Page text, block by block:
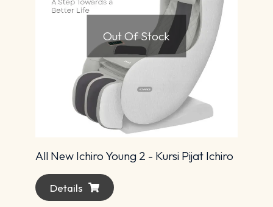
Out Of Stock
All New Ichiro Young 2 - Kursi Pijat Ichiro
Details